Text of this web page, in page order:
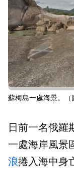
蘇梅島一處海景。（
日前一名俄羅
一處海岸風景
浪捲入海中身